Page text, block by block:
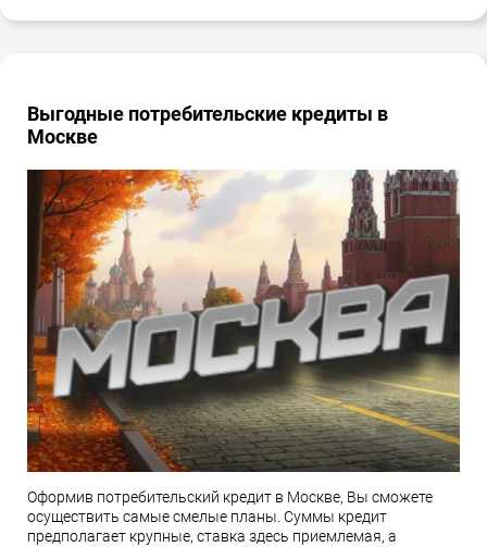
Выгодные потребительские кредиты в
Москве
Оформив потребительский кредит в Москве, Вы сможете
осуществить самые смелые планы. Суммы кредит
предполагает крупные, ставка здесь приемлемая, а